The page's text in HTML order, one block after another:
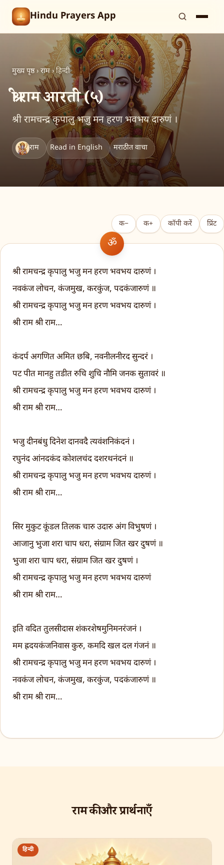
Hindu Prayers App
मुख्य पृष्ठ › राम › हिन्दी
श्री राम आरती (५)
श्री रामचन्द्र कृपालु भजु मन हरण भवभय दारुणं ।
राम Read in English मराठीत वाचा
क− क+ कॉपी करें प्रिंट
श्री रामचन्द्र कृपालु भजु मन हरण भवभय दारुणं ।
नवकंज लोचन, कंजमुख, करकुंज, पदकंजारुणं ॥
श्री रामचन्द्र कृपालु भजु मन हरण भवभय दारुणं ।
श्री राम श्री राम…
कंदर्प अगणित अमित छबि, नवनीलनीरद सुन्दरं ।
पट पीत मानहु तडीत रुचि शुचि नौमि जनक सुतावरं ॥
श्री रामचन्द्र कृपालु भजु मन हरण भवभय दारुणं ।
श्री राम श्री राम…
भजु दीनबंधु दिनेश दानवदै त्यवंशनिकंदनं ।
रघुनंद आंनदकंद कोशलचंद दशरथनंदनं ॥
श्री रामचन्द्र कृपालु भजु मन हरण भवभय दारुणं ।
श्री राम श्री राम…
सिर मुकुट कूंडल तिलक चारु उदारु अंग विभुषणं ।
आजानु भुजा शरा चाप धरा, संग्राम जित खर दुषणं ॥
भुजा शरा चाप धरा, संग्राम जित खर दुषणं ।
श्री रामचन्द्र कृपालु भजु मन हरण भवभय दारुणं
श्री राम श्री राम…
इति वदित तुलसीदास शंकरशेषमुनिमनरंजनं ।
मम ह्रदयकंजनिवास कुरु, कमदि खल दल गंजनं ॥
श्री रामचन्द्र कृपालु भजु मन हरण भवभय दारुणं ।
नवकंज लोचन, कंजमुख, करकुंज, पदकंजारुणं ॥
श्री राम श्री राम…
राम की और प्रार्थनाएँ
हिन्दी